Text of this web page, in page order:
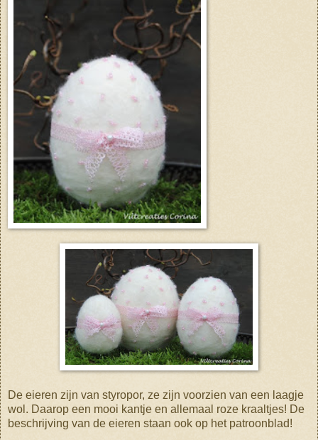
De eieren zijn van styropor, ze zijn voorzien van een laagje
wol. Daarop een mooi kantje en allemaal roze kraaltjes! De
beschrijving van de eieren staan ook op het patroonblad!